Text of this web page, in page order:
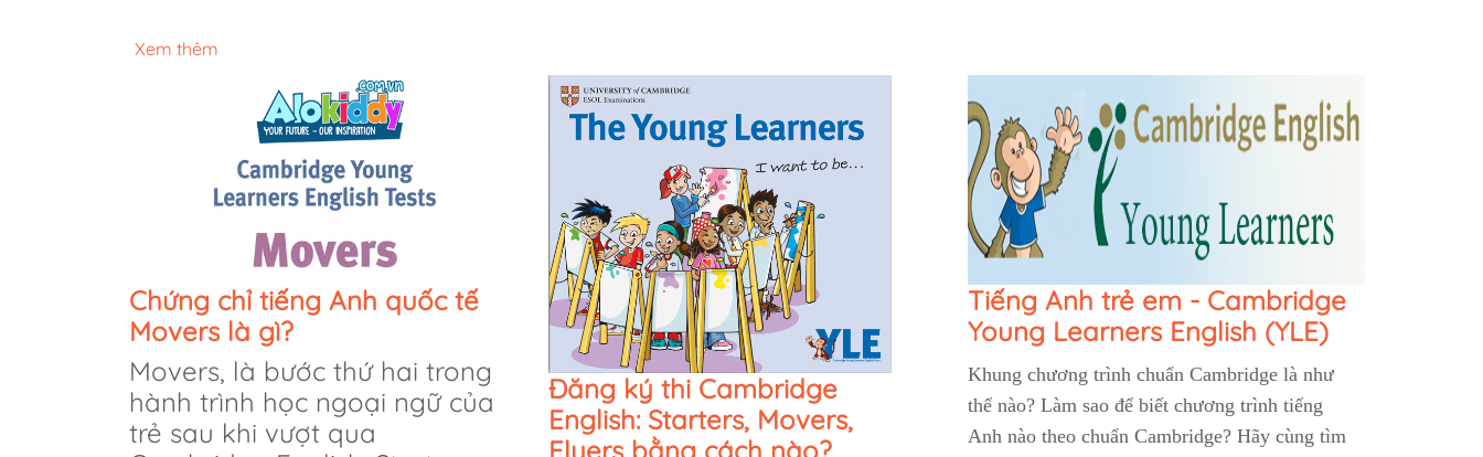
Xem thêm
Chứng chỉ tiếng Anh quốc tế
Movers là gì?
Movers, là bước thứ hai trong
hành trình học ngoại ngữ của
trẻ sau khi vượt qua
Đăng ký thi Cambridge
English: Starters, Movers,
Tiếng Anh trẻ em - Cambridge
Young Learners English (YLE)
Khung chương trình chuẩn Cambridge là như
thế nào? Làm sao để biết chương trình tiếng
Anh nào theo chuẩn Cambridge? Hãy cùng tìm